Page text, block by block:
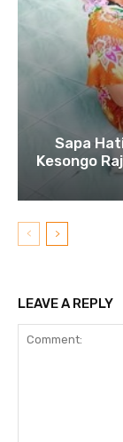
Sapa
Kesongo
LEAVE A REPLY